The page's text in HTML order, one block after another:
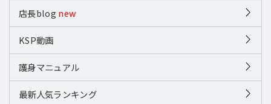
店長blog new
KSP動画
護身マニュアル
最新人気ランキング